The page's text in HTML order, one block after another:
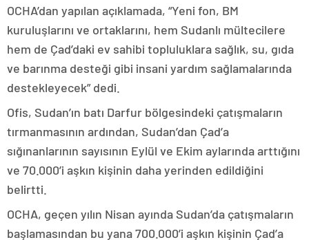
OCHA’dan yapılan açıklamada, “Yeni fon, BM
kuruluşlarını ve ortaklarını, hem Sudanlı mültecilere
hem de Çad’daki ev sahibi topluluklara sağlık, su, gıda
ve barınma desteği gibi insani yardım sağlamalarında
destekleyecek” dedi.
Ofis, Sudan’ın batı Darfur bölgesindeki çatışmaların
tırmanmasının ardından, Sudan’dan Çad’a
sığınanlarının sayısının Eylül ve Ekim aylarında arttığını
ve 70.000’i aşkın kişinin daha yerinden edildiğini
belirtti.
OCHA, geçen yılın Nisan ayında Sudan’da çatışmaların
başlamasından bu yana 700.000’i aşkın kişinin Çad’a